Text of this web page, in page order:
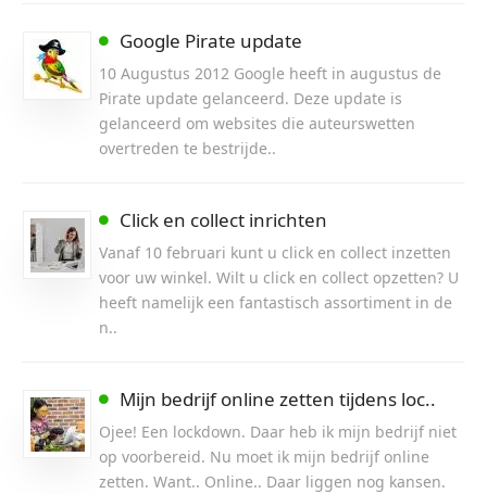
Google Pirate update
10 Augustus 2012 Google heeft in augustus de
Pirate update gelanceerd. Deze update is
gelanceerd om websites die auteurswetten
overtreden te bestrijde..
Click en collect inrichten
Vanaf 10 februari kunt u click en collect inzetten
voor uw winkel. Wilt u click en collect opzetten? U
heeft namelijk een fantastisch assortiment in de
n..
Mijn bedrijf online zetten tijdens loc..
Ojee! Een lockdown. Daar heb ik mijn bedrijf niet
op voorbereid. Nu moet ik mijn bedrijf online
zetten. Want.. Online.. Daar liggen nog kansen.